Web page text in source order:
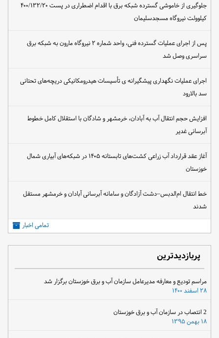
جلوگیری از خاموشی گسترده شبکه برق با اقدام اضطراری در پست ۴۰۰/۱۳۲/۲۰
کیلوولت نیروگاه مسجدسلیمان
پس از اجرای عملیات گسترده فنی، واحد شماره ۲ نیروگاه مارون به شبکه برق
سراسری وصل شد
اجرای عملیات نگهداری پیشگیرانه ی تأسیسات هیدرومکانیکی دریچه‌های تحتانی
سد بالارود
افزایش حجم انتقال آب به آبادان، خرمشهر و شادگان با استقلال کامل خطوط
آبرسانی غدیر
آغاز عقد قرارداد آب زراعی کشت‌های تابستانه ۱۴۰۵ در شبکه‌های آبیاری شمال
خوزستان
خط انتقال ام‌الدبس–دشت آزادگان و سامانه آبرسانی آبادان و خرمشهر مستقل
شدند
تمامی اخبار
پربازدیدترین
مراسم تودیع و معارفه مدیرعامل سازمان آب و برق خوزستان برگزار شد
۲۸ اسفند ۱۴۰۰
۱۸ بهمن ۱۳۹۵